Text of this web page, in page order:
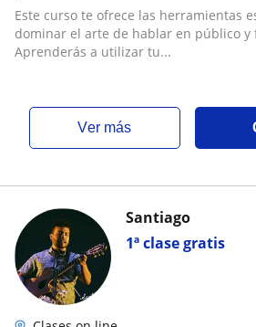
Este curso te ofrece las herramientas
dominar el arte de hablar en público
Aprenderás a utilizar tu...
ver más
1ª clase gratis
Santiago